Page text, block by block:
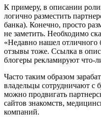
К примеру, в описании
логично разместить
банка). Конечно, просто
не заметить. Необходимо
«Недавно нашел отличного
отзывы тоже. Ссылка в
блогеры рекламируют что-
Часто таким образом
владельцы сотрудничают с
можно продвигать
сайтов знакомств,
компаний.